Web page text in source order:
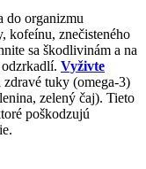
do organizmu
kofeínu, znečisteného
sa škodlivinám a na
Vyživte
tuky (omega-3)
zelený čaj). Tieto
poškodzujú